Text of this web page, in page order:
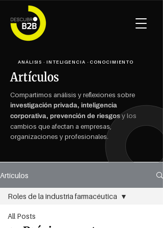
ANÁLISIS · INTELIGENCIA · CONOCIMIENTO
Artículos
Compartimos análisis y reflexiones sobre
investigación privada, inteligencia
corporativa, prevención de riesgosy los
cambios que afectan a empresas,
organizaciones y profesionales.
Artículos
All Posts
Roles de la industria farmacéutica